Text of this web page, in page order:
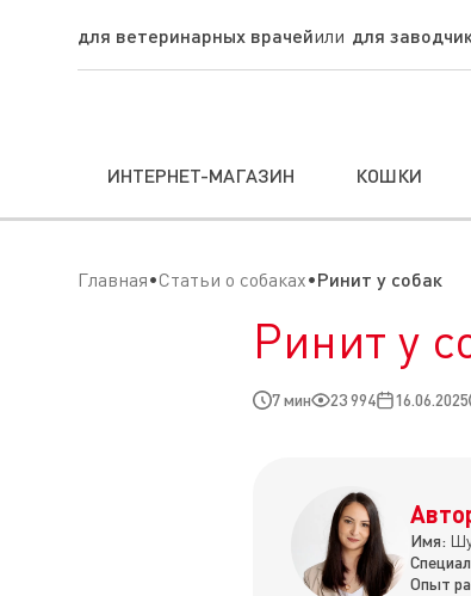
для ветеринарных врачей для
ИНТЕРНЕТ-МАГАЗИН КОШКИ
Главная Статьи о собаках Ринит у собак
Ринит у
7 мин 23 994 16.06.2025
Имя:
Опыт